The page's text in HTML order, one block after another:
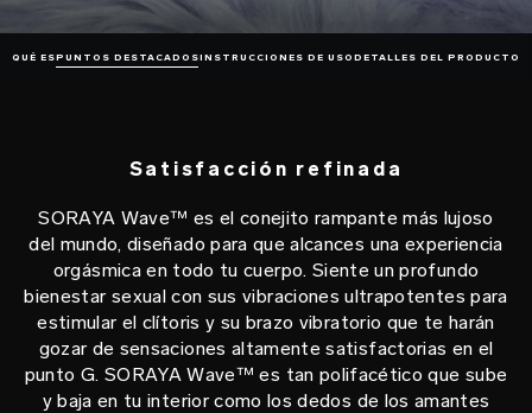
QUÉ ESPUNTOS DESTACADOSINSTRUCCIONES DE USO DETALLES DEL PRODUCTO
Satisfacción refinada
SORAYA Wave™ es el conejito rampante más lujoso
del mundo, diseñado para que alcances una experiencia
orgásmica en todo tu cuerpo. Siente un profundo
bienestar sexual con sus vibraciones ultrapotentes para
estimular el clítoris y su brazo vibratorio que te harán
gozar de sensaciones altamente satisfactorias en el
punto G. SORAYA Wave™ es tan polifacético que sube
y baja en tu interior como los dedos de los amantes